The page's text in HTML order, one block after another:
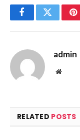
FacebookTwitter
admin
Website
RELATED POSTS